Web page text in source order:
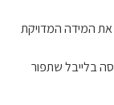
את המידה המדויקת
בלייבל שתפור